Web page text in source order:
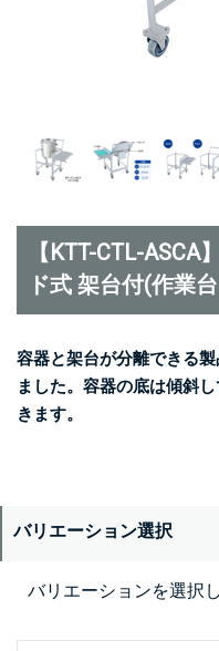
【KTT-CTL-
ド式 架台付(作業
容器と架台が分離できる
ました。容器の底は傾斜
きます。
バリエーション選択
バリエーションを選択